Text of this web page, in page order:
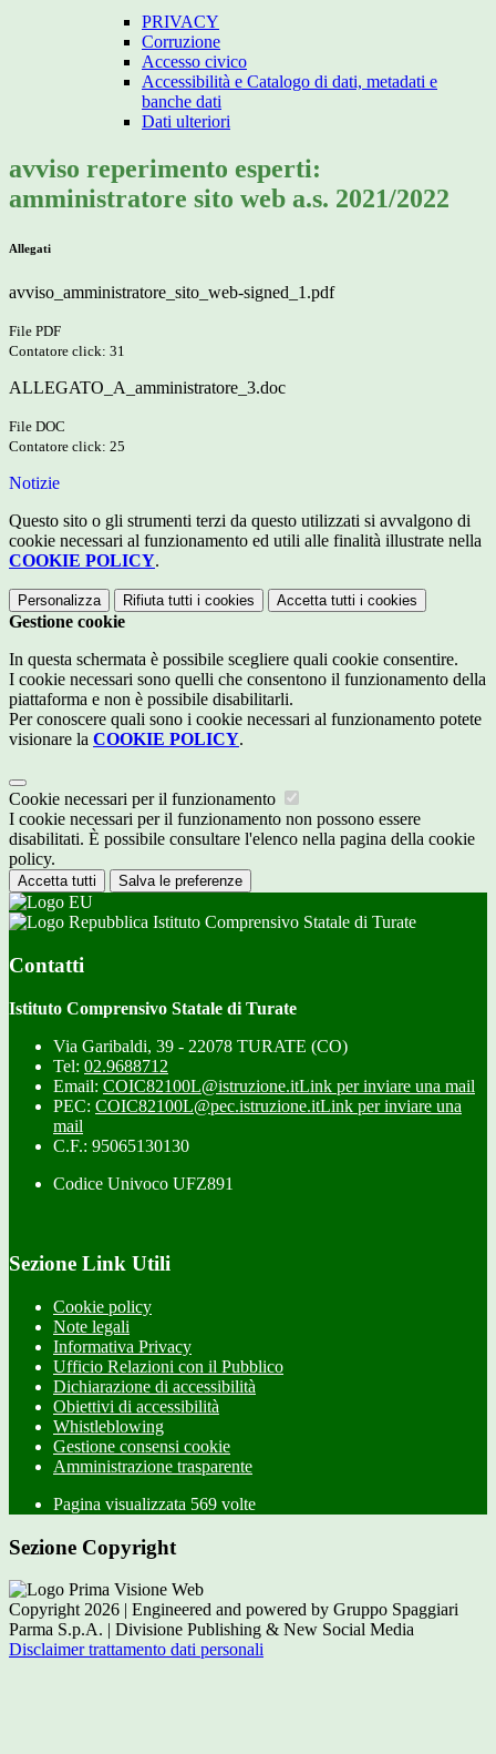
PRIVACY
Corruzione
Accesso civico
Accessibilità e Catalogo di dati, metadati e
banche dati
Dati ulteriori
avviso reperimento esperti:
amministratore sito web a.s. 2021/2022
Allegati
avviso_amministratore_sito_web-signed_1.pdf
File PDF
Contatore click: 31
ALLEGATO_A_amministratore_3.doc
File DOC
Contatore click: 25
Notizie
Questo sito o gli strumenti terzi da questo utilizzati si avvalgono di
cookie necessari al funzionamento ed utili alle finalità illustrate nella
COOKIE POLICY.
Personalizza Rifiuta tutti i cookies Accetta tutti i cookies
Gestione cookie
In questa schermata è possibile scegliere quali cookie consentire.
I cookie necessari sono quelli che consentono il funzionamento della
piattaforma e non è possibile disabilitarli.
Per conoscere quali sono i cookie necessari al funzionamento potete
visionare la COOKIE POLICY.
Cookie necessari per il funzionamento
I cookie necessari per il funzionamento non possono essere
disabilitati. È possibile consultare l'elenco nella pagina della cookie
policy.
Accetta tutti Salva le preferenze
Istituto Comprensivo Statale di Turate
Contatti
Istituto Comprensivo Statale di Turate
Via Garibaldi, 39 - 22078 TURATE (CO)
Tel: 02.9688712
Email: COIC82100L@istruzione.itLink per inviare una mail
PEC: COIC82100L@pec.istruzione.itLink per inviare una
mail
C.F.: 95065130130
Codice Univoco UFZ891
Sezione Link Utili
Cookie policy
Note legali
Informativa Privacy
Ufficio Relazioni con il Pubblico
Dichiarazione di accessibilità
Obiettivi di accessibilità
Whistleblowing
Gestione consensi cookie
Amministrazione trasparente
Pagina visualizzata 569 volte
Sezione Copyright
Copyright 2026 | Engineered and powered by Gruppo Spaggiari
Parma S.p.A. | Divisione Publishing & New Social Media
Disclaimer trattamento dati personali